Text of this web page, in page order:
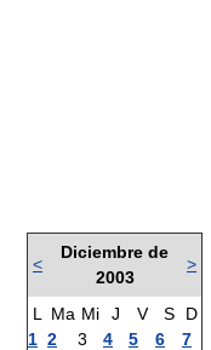
<
Diciembre de
2003
>
L Ma Mi J V S
D
1 2 3 4 5 6
7